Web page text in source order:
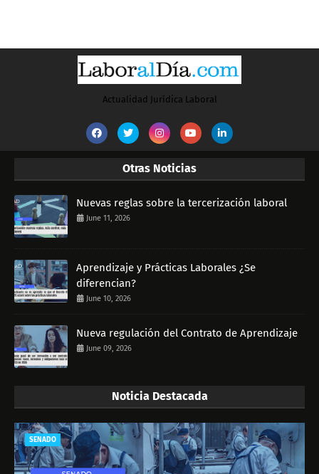
Actualidad Jurídica Laboral
Otras Noticias
Nuevas reglas sobre la tercerización laboral
June 11, 2026
Aprendizaje y Prácticas Laborales ¿Se
diferencian?
June 10, 2026
Nueva regulación del Contrato de Aprendizaje
June 09, 2026
Noticia Destacada
SENADO